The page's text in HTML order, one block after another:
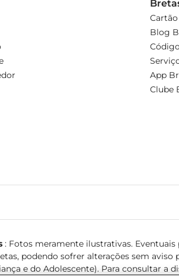
Blog
App
Clube
: Fotos meramente ilustrativas. Eventuais
podendo sofrer alterações sem aviso
e do Adolescente). Para consultar a